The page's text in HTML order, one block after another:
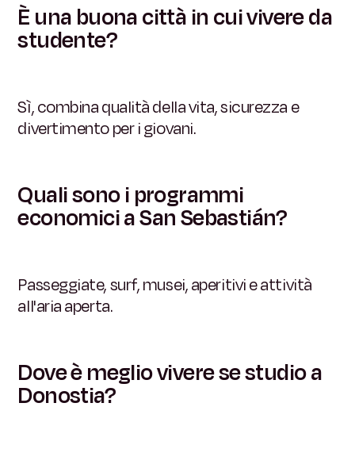
È una buona città in cui vivere da
studente?
Sì, combina qualità della vita, sicurezza e
divertimento per i giovani.
Quali sono i programmi
economici a San Sebastián?
Passeggiate, surf, musei, aperitivi e attività
all'aria aperta.
Dove è meglio vivere se studio a
Donostia?